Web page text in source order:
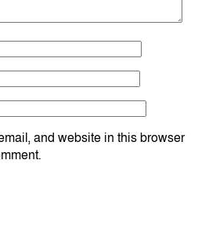
and website in this browser